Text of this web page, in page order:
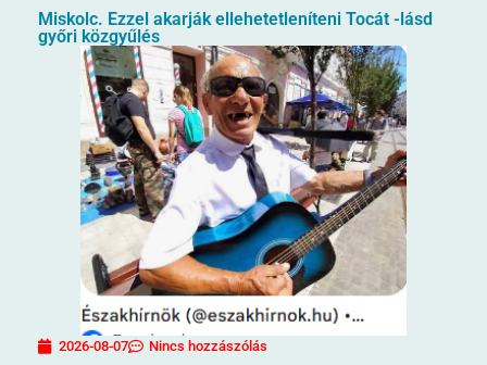
Miskolc. Ezzel akarják ellehetetleníteni Tocát -lásd
győri közgyűlés
2026-08-07 Nincs hozzászólás